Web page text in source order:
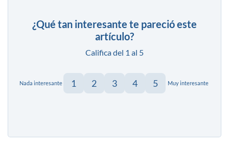
¿Qué tan interesante te pareció este
artículo?
Califica del 1 al 5
Nada interesante 1 2 3 4 5 Muy interesante